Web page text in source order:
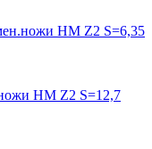
HM Z2 S=6,35
HM Z2 S=12,7